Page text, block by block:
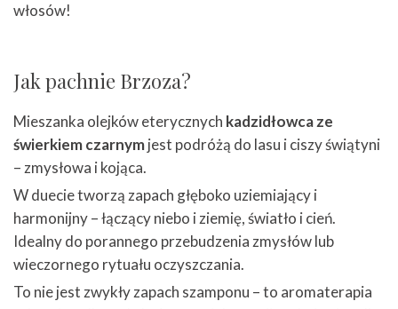
włosów!
Jak pachnie Brzoza?
Mieszanka olejków eterycznych kadzidłowca ze
świerkiem czarnymjest podróżą do lasu i ciszy świątyni
– zmysłowa i kojąca.
W duecie tworzą zapach głęboko uziemiający i
harmonijny – łączący niebo i ziemię, światło i cień.
Idealny do porannego przebudzenia zmysłów lub
wieczornego rytuału oczyszczania.
To nie jest zwykły zapach szamponu – to aromaterapia